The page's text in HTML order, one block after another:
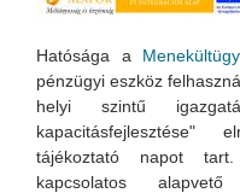
Hatósága a
pénzügyi eszköz felhas
helyi szintű
kapacitásfejlesztése"
tájékoztató napot
kapcsolatos alapvető